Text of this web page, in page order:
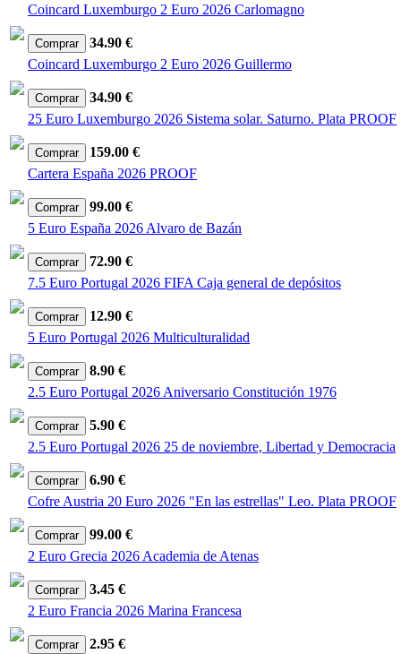
Coincard Luxemburgo 2 Euro 2026 Carlomagno
34.90 €
Coincard Luxemburgo 2 Euro 2026 Guillermo
34.90 €
25 Euro Luxemburgo 2026 Sistema solar. Saturno. Plata PROOF
159.00 €
Cartera España 2026 PROOF
99.00 €
5 Euro España 2026 Alvaro de Bazán
72.90 €
7.5 Euro Portugal 2026 FIFA Caja general de depósitos
12.90 €
5 Euro Portugal 2026 Multiculturalidad
8.90 €
2.5 Euro Portugal 2026 Aniversario Constitución 1976
5.90 €
2.5 Euro Portugal 2026 25 de noviembre, Libertad y Democracia
6.90 €
Cofre Austria 20 Euro 2026 "En las estrellas" Leo. Plata PROOF
99.00 €
2 Euro Grecia 2026 Academia de Atenas
3.45 €
2 Euro Francia 2026 Marina Francesa
2.95 €